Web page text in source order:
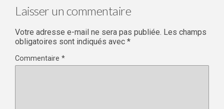
Laisser un commentaire
Votre adresse e-mail ne sera pas publiée. Les champs
obligatoires sont indiqués avec *
Commentaire *